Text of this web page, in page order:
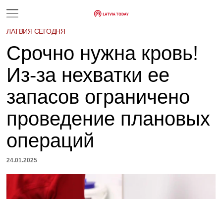
ЛАТВИЯ СЕГОДНЯ
Срочно нужна кровь!
Из-за нехватки ее
запасов ограничено
проведение плановых
операций
24.01.2025